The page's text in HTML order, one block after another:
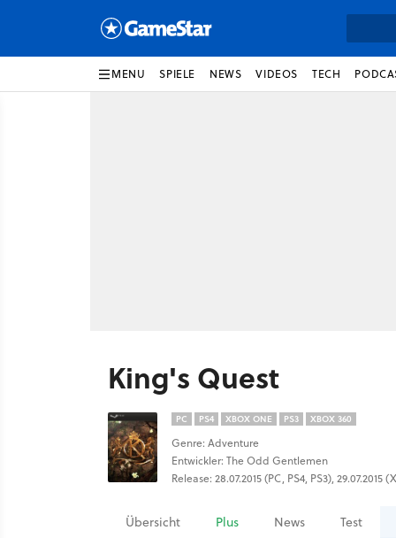
MENU SPIELE NEWS VIDEOS TECH
King's Quest
PC PS4 XBOX ONE PS3 XBOX 360
Genre: Adventure
Entwickler: The Odd Gentlemen
Release: 28.07.2015 (PC, PS4, PS3),
Übersicht Plus News Test